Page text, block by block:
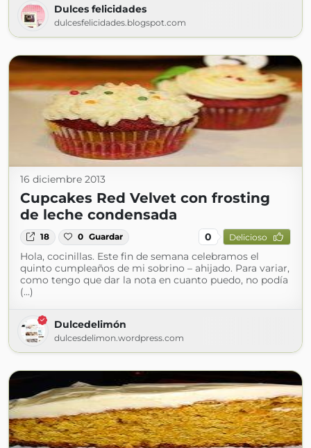
Dulces felicidades
dulcesfelicidades.blogspot.com
16 diciembre 2013
Cupcakes Red Velvet con frosting
de leche condensada
18 0 Guardar 0 Delicioso
Hola, cocinillas. Este fin de semana celebramos el
quinto cumpleaños de mi sobrino – ahijado. Para variar,
como tengo que dar la nota en cuanto puedo, no podía
(...)
Dulcedelimón
dulcesdelimon.wordpress.com